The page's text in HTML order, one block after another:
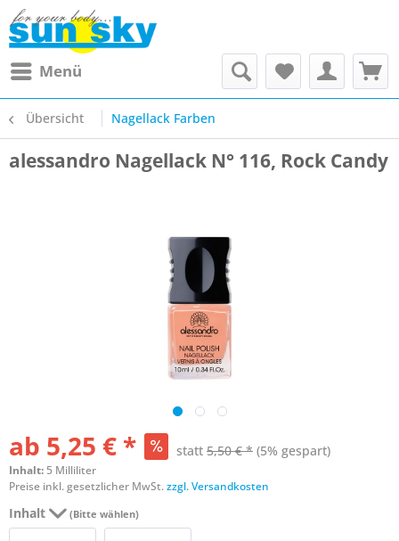
Menü
Übersicht Nagellack Farben
alessandro Nagellack N° 116, Rock Candy
ab 5,25 € * statt 5,50 € * (5% gespart)
Inhalt: 5 Milliliter
Preise inkl. gesetzlicher MwSt.zzgl. Versandkosten
Inhalt (Bitte wählen)